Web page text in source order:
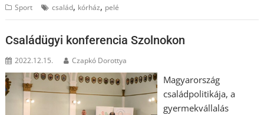
Sport család, kórház, pelé
Családügyi konferencia Szolnokon
2022.12.15. Czapkó Dorottya
Magyarország
családpolitikája, a
gyermekvállalás